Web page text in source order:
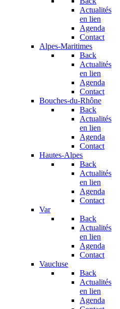
Actualités
en lien
Agenda
Contact
Alpes-Maritimes
Back
Actualités
en lien
Agenda
Contact
Bouches-du-Rhône
Back
Actualités
en lien
Agenda
Contact
Hautes-Alpes
Back
Actualités
en lien
Agenda
Contact
Var
Back
Actualités
en lien
Agenda
Contact
Vaucluse
Back
Actualités
en lien
Agenda